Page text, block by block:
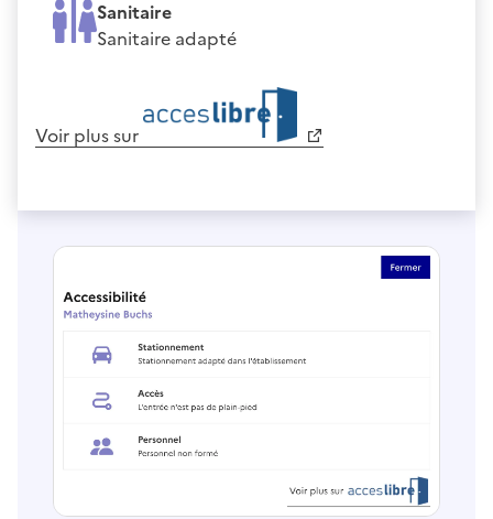
Sanitaire
Sanitaire adapté
Voir plus sur